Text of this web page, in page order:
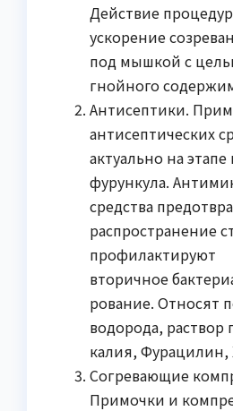
Действие
ускорение
под мышкой с
гнойного
Антисептики.
антисептических
актуально на
фурункула.
средства
распространение
профилактируют
вторичное
рование. Относят
водорода, раствор
калия, Фурацилин,
Согревающие
Примочки и